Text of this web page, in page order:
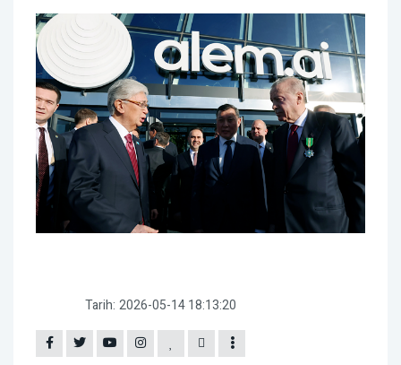
Tarih: 2026-05-14 18:13:20